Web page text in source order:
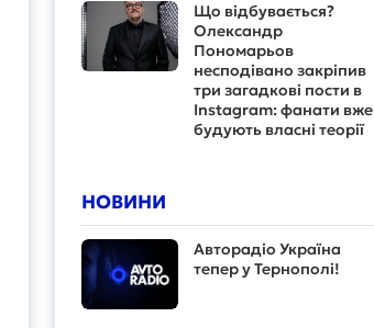
Що відбувається?
Олександр
Пономарьов
несподівано закріпив
три загадкові пости в
Instagram: фанати вже
будують власні теорії
НОВИНИ
Авторадіо Україна
тепер у Тернополі!